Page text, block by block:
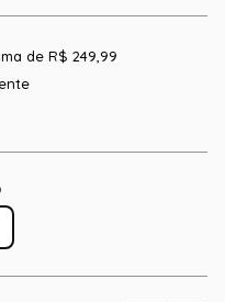
de R$ 249,99